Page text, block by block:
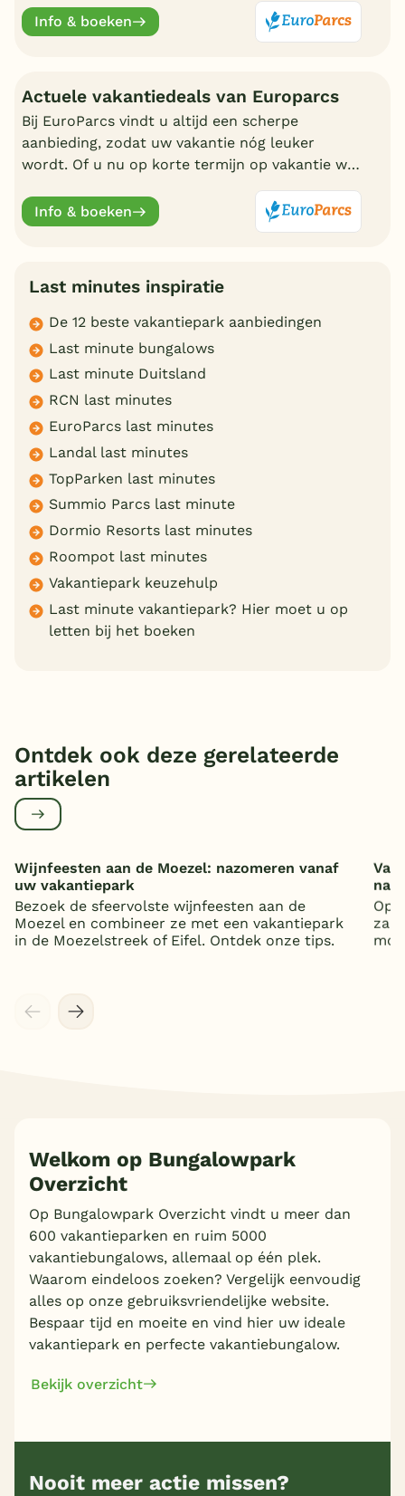
eigen bungalow
Info & boeken
Actuele vakantiedeals van Europarcs
Bij EuroParcs vindt u altijd een scherpe
aanbieding, zodat uw vakantie nóg leuker
wordt. Of u nu op korte termijn op vakantie wilt
actuele vakantiedeals.
Info & boeken
Last minutes inspiratie
De 12 beste vakantiepark aanbiedingen
Last minute bungalows
Last minute Duitsland
RCN last minutes
EuroParcs last minutes
Landal last minutes
TopParken last minutes
Summio Parcs last minute
Dormio Resorts last minutes
Roompot last minutes
Vakantiepark keuzehulp
Last minute vakantiepark? Hier moet u op
letten bij het boeken
Ontdek ook deze gerelateerde
artikelen
Wijnfeesten aan de Moezel: nazomeren vanaf
uw vakantiepark
Bezoek de sfeervolste wijnfeesten aan de
Moezel en combineer ze met een vakantiepark
in de Moezelstreek of Eifel. Ontdek onze tips.
Op
Welkom op Bungalowpark
Overzicht
Op Bungalowpark Overzicht vindt u meer dan
600 vakantieparken en ruim 5000
vakantiebungalows, allemaal op één plek.
Waarom eindeloos zoeken? Vergelijk eenvoudig
alles op onze gebruiksvriendelijke website.
Bespaar tijd en moeite en vind hier uw ideale
vakantiepark en perfecte vakantiebungalow.
Bekijk overzicht
Nooit meer actie missen?